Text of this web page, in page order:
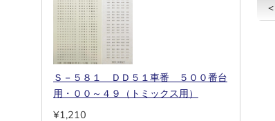
Ｓ－５８１ ＤＤ５１車番 ５００番台
用・００～４９（トミックス用）
¥1,210